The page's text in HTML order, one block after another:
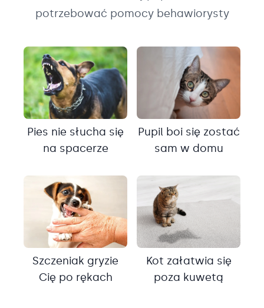
potrzebować pomocy behawiorysty
Pies nie słucha się
na spacerze
Pupil boi się zostać
sam w domu
Szczeniak gryzie
Cię po rękach
Kot załatwia się
poza kuwetą